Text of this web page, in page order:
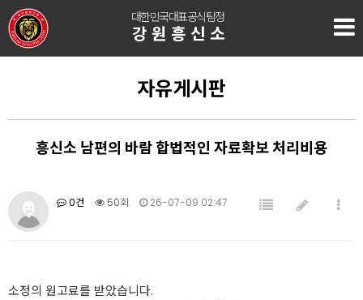
대한민국대표공식탐정
강원흥신소
자유게시판
흥신소 남편의 바람 합법적인 자료확보 처리비용
0건 50회 26-07-09 02:47
소정의 원고료를 받았습니다.